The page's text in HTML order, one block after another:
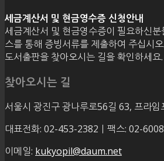
세금계산서 및 현금영수증 신청안내
세금계산서 및 현금영수증이 필요하신
스를 통해 증빙서류를 제출하여 주십시오.
도서출판을 찾아오시는 길을 확인하세요.
찾아오시는 길
서울시 광진구 광나루로56길 63, 프라
대표전화: 02-453-2382ㅣ팩스: 02-
이메일: kukyopil@daum.net